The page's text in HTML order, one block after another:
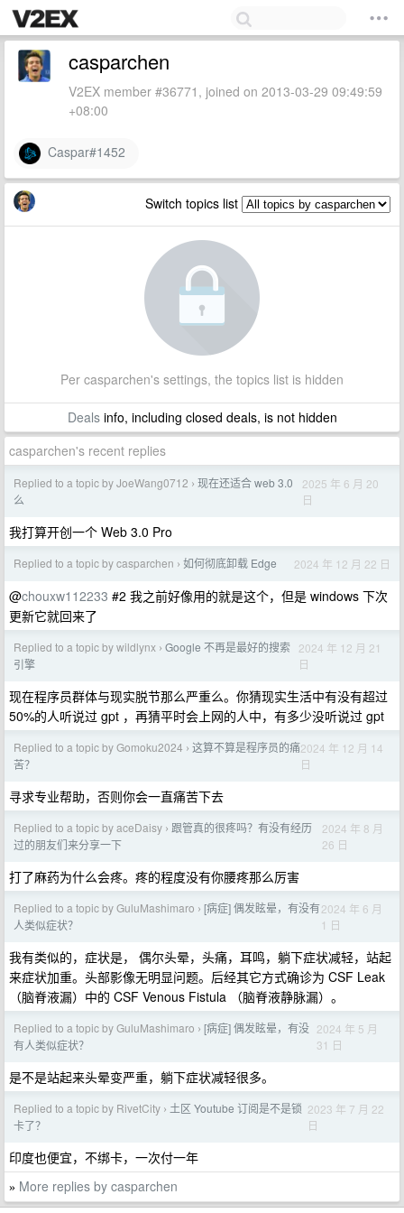
casparchen
V2EX member #36771, joined on 2013-03-29 09:49:59
+08:00
Caspar#1452
Switch topics list
Per casparchen's settings, the topics list is hidden
Dealsinfo, including closed deals, is not hidden
casparchen's recent replies
Replied to a topic by JoeWang0712 › 现在还适合 web 3.0
么
2025 年 6 月 20
日
我打算开创一个 Web 3.0 Pro
Replied to a topic by casparchen › 如何彻底卸载 Edge 2024 年 12 月 22 日
@chouxw112233 #2 我之前好像用的就是这个，但是 windows 下次
更新它就回来了
Replied to a topic by wildlynx › Google 不再是最好的搜索
引擎
2024 年 12 月 21
日
现在程序员群体与现实脱节那么严重么。你猜现实生活中有没有超过
50%的人听说过 gpt ，再猜平时会上网的人中，有多少没听说过 gpt
Replied to a topic by Gomoku2024 › 这算不算是程序员的痛
苦？
2024 年 12 月 14
日
寻求专业帮助，否则你会一直痛苦下去
Replied to a topic by aceDaisy › 跟管真的很疼吗？有没有经历
过的朋友们来分享一下
2024 年 8 月
26 日
打了麻药为什么会疼。疼的程度没有你腰疼那么厉害
Replied to a topic by GuluMashimaro › [病症] 偶发眩晕，有没有
人类似症状？
2024 年 6 月
1 日
我有类似的，症状是， 偶尔头晕，头痛，耳鸣，躺下症状减轻，站起
来症状加重。头部影像无明显问题。后经其它方式确诊为 CSF Leak
（脑脊液漏）中的 CSF Venous Fistula （脑脊液静脉漏）。
Replied to a topic by GuluMashimaro › [病症] 偶发眩晕，有没
有人类似症状？
2024 年 5 月
31 日
是不是站起来头晕变严重，躺下症状减轻很多。
Replied to a topic by RivetCity › 土区 Youtube 订阅是不是锁
卡了？
2023 年 7 月 22
日
印度也便宜，不绑卡，一次付一年
» More replies by casparchen